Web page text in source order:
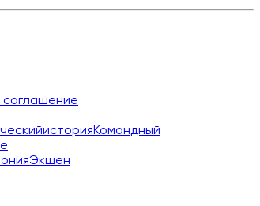
соглашение
историяКомандный
Экшен